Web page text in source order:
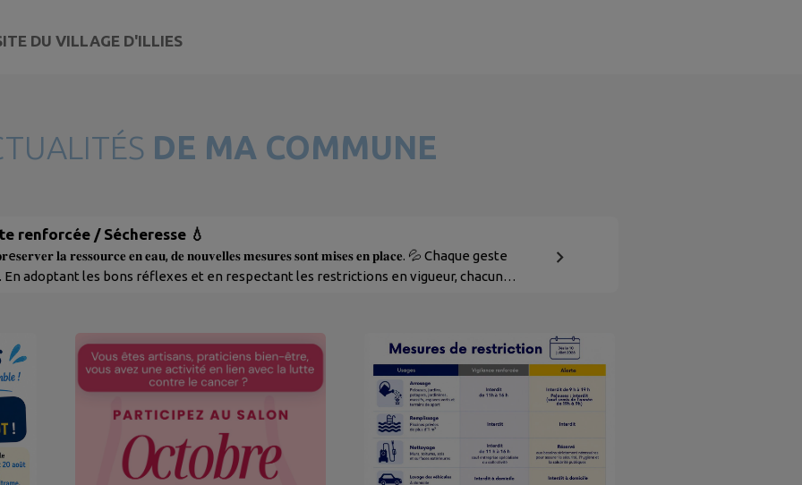
DU VILLAGE D'ILLIES
DE MA COMMUNE
renforcée / Sécheresse 💧
𝐥𝐚 𝐫𝐞𝐬𝐬𝐨𝐮𝐫𝐜𝐞 𝐞𝐧 𝐞𝐚𝐮, 𝐝𝐞 𝐧𝐨𝐮𝐯𝐞𝐥𝐥𝐞𝐬 𝐦𝐞𝐬𝐮𝐫𝐞𝐬 𝐬𝐨𝐧𝐭 𝐦𝐢𝐬𝐞𝐬 𝐞𝐧 𝐩𝐥𝐚𝐜𝐞. 💦 Chaque geste
adoptant les bons réflexes et en respectant les restrictions en vigueur, chacun